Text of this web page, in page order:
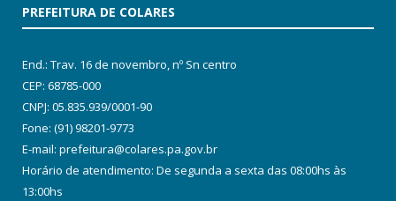
PREFEITURA DE COLARES
End.: Trav. 16 de novembro, nº Sn centro
CEP: 68785-000
CNPJ: 05.835.939/0001-90
Fone: (91) 98201-9773
E-mail: prefeitura@colares.pa.gov.br
Horário de atendimento: De segunda a sexta das 08:00hs às
13:00hs